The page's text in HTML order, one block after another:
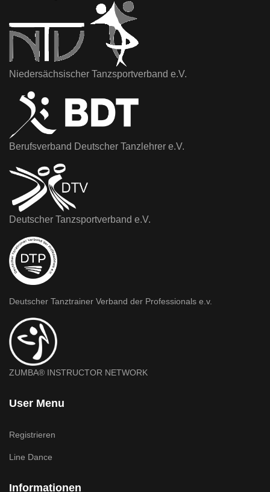
Niedersächsischer Tanzsportverband e.V.
Berufsverband Deutscher Tanzlehrer e.V.
Deutscher Tanzsportverband e.V.
Deutscher Tanztrainer Verband der Professionals e.v.
ZUMBA® INSTRUCTOR NETWORK
User Menu
Registrieren
Line Dance
Informationen